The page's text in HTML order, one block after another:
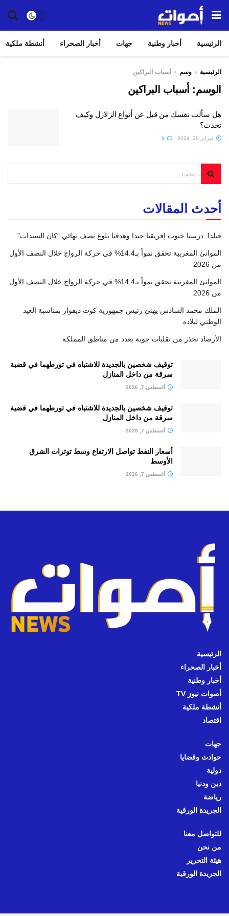
الرئيسية أخبار وطنية جهات أخبار الصحراء أنشطة ملكية
الرئيسية وسم أسباب البراكين
الوسم: أسباب البراكين
هل سألت نفسك من قبل عن أنواع الزلازل وكيف
تحدث؟
فبراير 29, 2024
أحدث المقالات
فيلدا: درسنا جنوب إفريقيا جيدا وهدفنا بلوغ نصف نهائي “كان السيدات”
الموانئ المغربية تحقق نمواً بـ14.4% في حركة الرواج خلال النصف الأول
من 2026
الموانئ المغربية تحقق نمواً بـ14.4% في حركة الرواج خلال النصف الأول
من 2026
الملك محمد السادس يهنئ رئيس جمهورية كوت ديفوار بمناسبة العيد
الوطني لبلاده
الأرصاد تحذر من تقلبات جوية بعدد من مناطق المملكة
توقيف شخصين بالجديدة للاشتباه في تورطهما في قضية
سرقة من داخل المنازل
أغسطس 7, 2026
توقيف شخصين بالجديدة للاشتباه في تورطهما في قضية
سرقة من داخل المنازل
أغسطس 7, 2026
أسعار النفط تواصل الارتفاع وسط توترات الشرق
الأوسط
أغسطس 7, 2026
الرئيسية
أخبار الصحراء
أخبار وطنية
أصوات نيوز TV
أنشطة ملكية
اقتصاد
جهات
حوادث وقضايا
دولية
دين ودنيا
رياضة
الجريدة الورقية
للتواصل معنا
من نحن
هيئة التحرير
الجريدة الورقية